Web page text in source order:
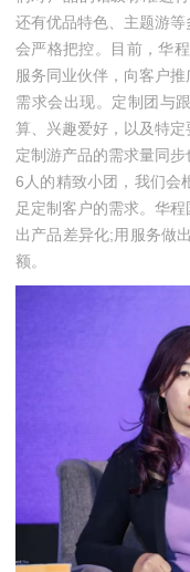
还有优品特色、主题游
会严格把控。目前，华
服务同业伙伴，向客户
需求会出现。定制团与
算、兴趣爱好，以及特定
定制游产品的需求量同
6人的精致小团，我们会
足定制客户的需求。华
出产品差异化;用服务做
额。